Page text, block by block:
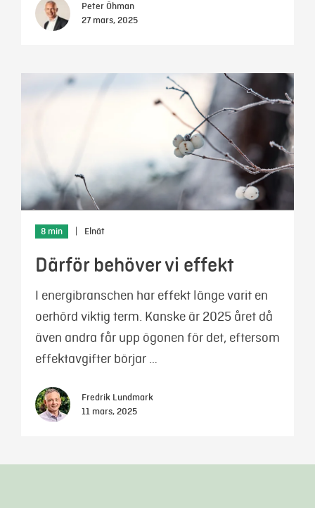
Peter Öhman
27 mars, 2025
8 min Elnät
Därför behöver vi effekt
I energibranschen har effekt länge varit en
oerhörd viktig term. Kanske är 2025 året då
även andra får upp ögonen för det, eftersom
effektavgifter börjar …
Fredrik Lundmark
11 mars, 2025